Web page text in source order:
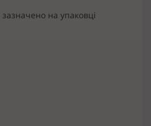
зазначено на упаковці